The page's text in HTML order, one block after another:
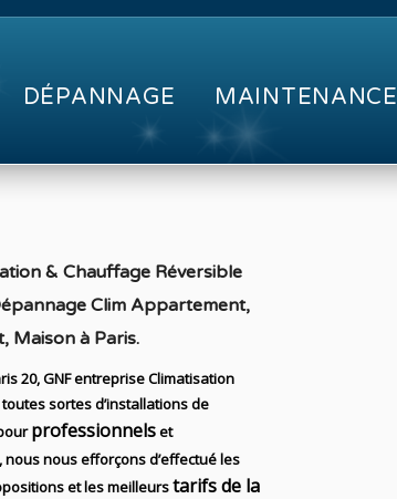
DÉPANNAGE MAINTENANCE
& Chauffage Réversible
Clim Appartement,
Maison à Paris.
20, GNF entreprise Climatisation
sortes d’installationsde
professionnelset
, nous nous efforçons d’effectué les
et les meilleurstarifs de la